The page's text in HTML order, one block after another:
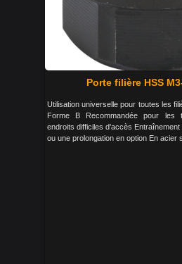
Porte filière HSS
Utilisation universelle pour toutes les
Forme B Recommandée pour les
endroits difficiles d'accès
ou une prolongation en option En acier